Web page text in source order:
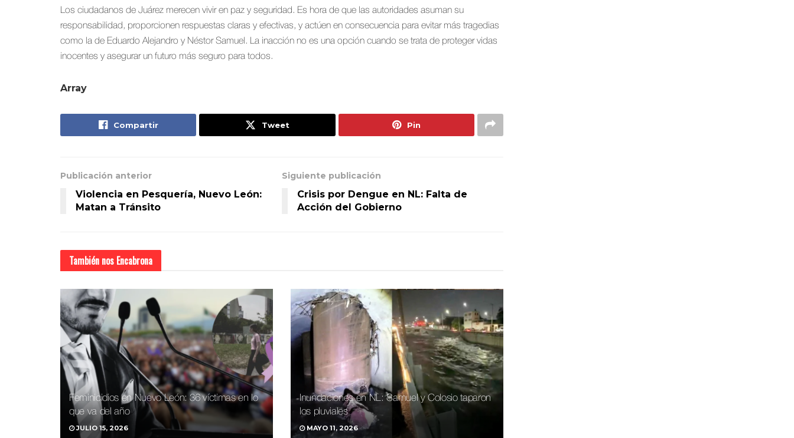
Los ciudadanos de Juárez merecen vivir en paz y seguridad. Es hora de que las autoridades asuman su
responsabilidad, proporcionen respuestas claras y efectivas, y actúen en consecuencia para evitar más tragedias
como la de Eduardo Alejandro y Néstor Samuel. La inacción no es una opción cuando se trata de proteger vidas
inocentes y asegurar un futuro más seguro para todos.
Array
Compartir Tweet Pin
Publicación anterior
Violencia en Pesquería, Nuevo León:
Matan a Tránsito
Siguiente publicación
Crisis por Dengue en NL: Falta de
Acción del Gobierno
También nos Encabrona
Feminicidios en Nuevo León: 36 víctimas en lo
que va del año
JULIO 15, 2026
Inundaciones en NL: Samuel y Colosio taparon
los pluviales
MAYO 11, 2026